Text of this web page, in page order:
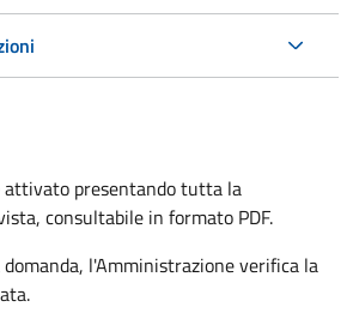
attivato presentando tutta la
consultabile in formato PDF.
l'Amministrazione verifica la